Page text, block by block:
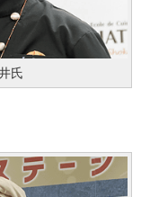
氏